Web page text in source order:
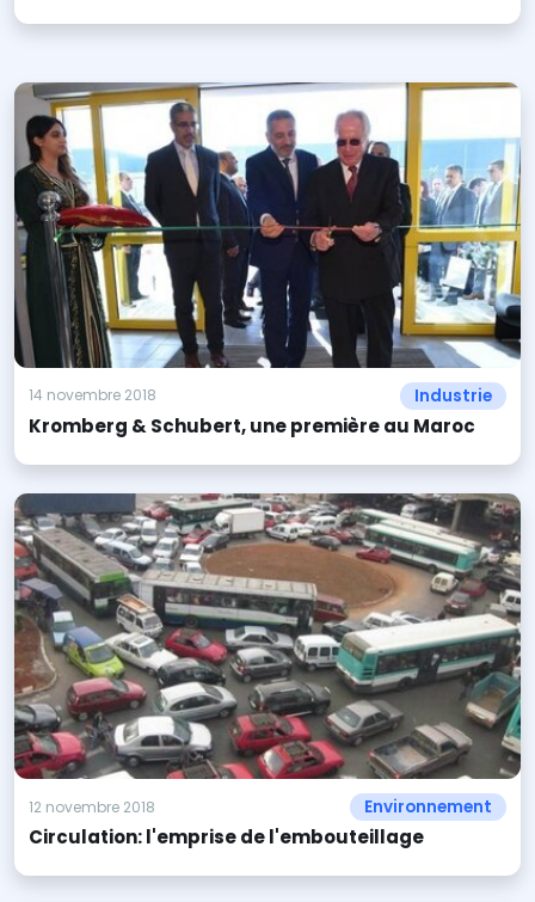
14 novembre 2018 Industrie
Kromberg & Schubert, une première au Maroc
12 novembre 2018 Environnement
Circulation: l'emprise de l'embouteillage